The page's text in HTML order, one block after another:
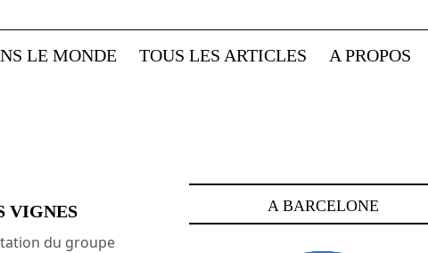
LE MONDE TOUS LES ARTICLES A PROPOS
VIGNES
du groupe
A BARCELONE